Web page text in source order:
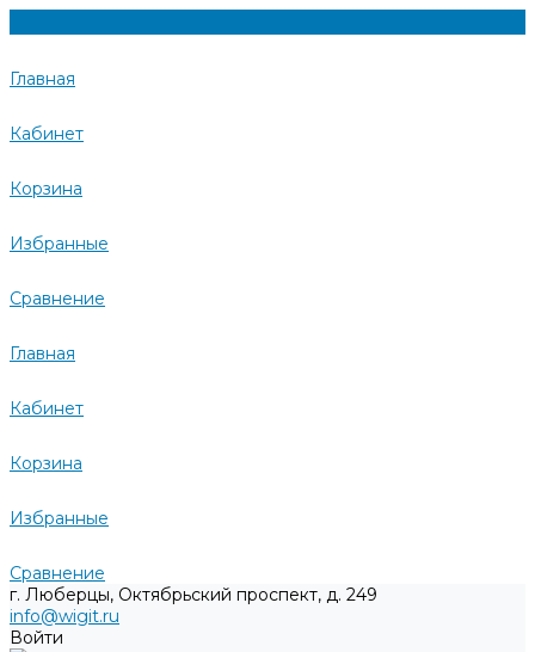
Главная
Кабинет
Корзина
Избранные
Сравнение
Главная
Кабинет
Корзина
Избранные
Сравнение
г. Люберцы, Октябрьский проспект, д. 249
info@wigit.ru
Войти